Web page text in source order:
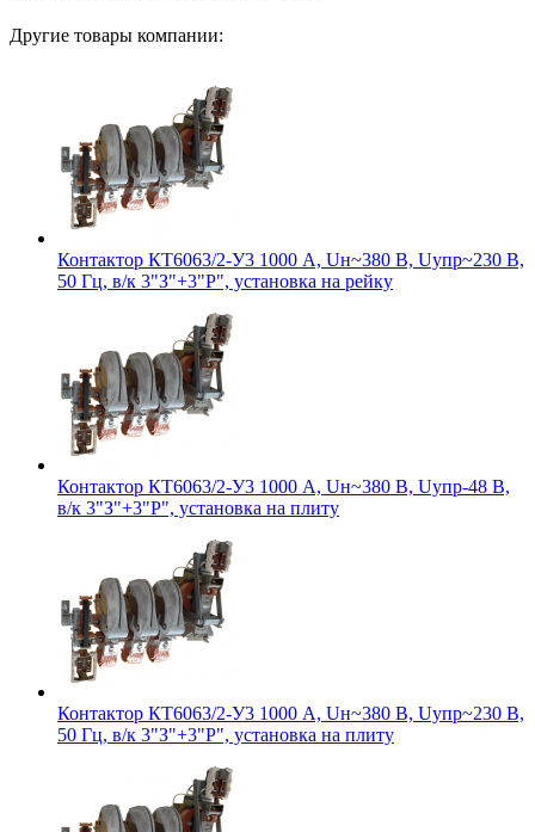
Другие товары компании:
Контактор КТ6063/2-У3 1000 А, Uн~380 В, Uупр~230 В,
50 Гц, в/к 3"З"+3"Р", установка на рейку
Контактор КТ6063/2-У3 1000 А, Uн~380 В, Uупр-48 В,
в/к 3"З"+3"Р", установка на плиту
Контактор КТ6063/2-У3 1000 А, Uн~380 В, Uупр~230 В,
50 Гц, в/к 3"З"+3"Р", установка на плиту